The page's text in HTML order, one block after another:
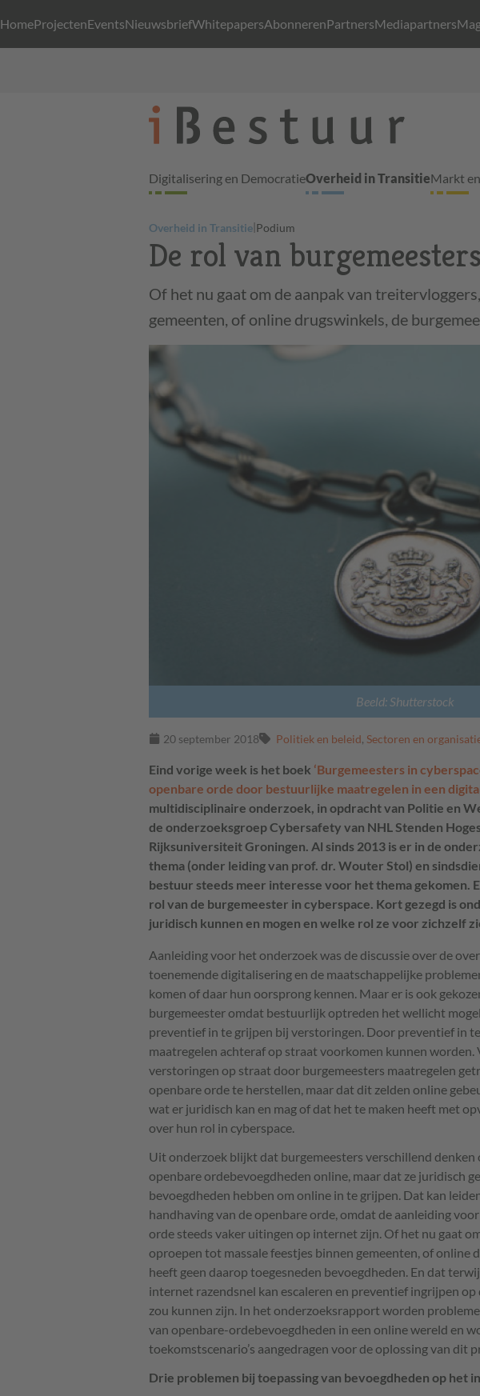
HomeProjectenEventsNieuwsbriefWhitepapersAbonnerenPartnersMediapartners
Digitalisering en DemocratieOverheid in TransitieMarkt
Overheid in Transitie|Podium
De rol van
Of het nu gaat om de aanpak van
gemeenten, of online drugswinkels, de
Beeld: Shutterstock
20 september 2018 Politiek en beleid, Sectoren en
Eind vorige week is het boek ‘Burgemeesters in
openbare orde door bestuurlijke maatregelen in een
multidisciplinaire onderzoek, in opdracht van Politie en
de onderzoeksgroep Cybersafety van NHL Stenden
Rijksuniversiteit Groningen. Al sinds 2013 is er in de
thema (onder leiding van prof. dr. Wouter Stol) en
bestuur steeds meer interesse voor het thema gekomen.
rol van de burgemeester in cyberspace. Kort gezegd is
juridisch kunnen en mogen en welke rol ze voor zichzelf
Aanleiding voor het onderzoek was de discussie over de
toenemende digitalisering en de maatschappelijke
komen of daar hun oorsprong kennen. Maar er is ook
burgemeester omdat bestuurlijk optreden het wellicht
preventief in te grijpen bij verstoringen. Door preventief in
maatregelen achteraf op straat voorkomen kunnen
verstoringen op straat door burgemeesters maatregelen
openbare orde te herstellen, maar dat dit zelden online
wat er juridisch kan en mag of dat het te maken heeft met
over hun rol in cyberspace.
Uit onderzoek blijkt dat burgemeesters verschillend denken
openbare ordebevoegdheden online, maar dat ze juridisch
bevoegdheden hebben om online in te grijpen. Dat kan
handhaving van de openbare orde, omdat de aanleiding
orde steeds vaker uitingen op internet zijn. Of het nu gaat
oproepen tot massale feestjes binnen gemeenten, of online
heeft geen daarop toegesneden bevoegdheden. En dat
internet razendsnel kan escaleren en preventief ingrijpen
zou kunnen zijn. In het onderzoeksrapport worden
van openbare-ordebevoegdheden in een online wereld en
toekomstscenario’s aangedragen voor de oplossing van dit
Drie problemen bij toepassing van bevoegdheden op het